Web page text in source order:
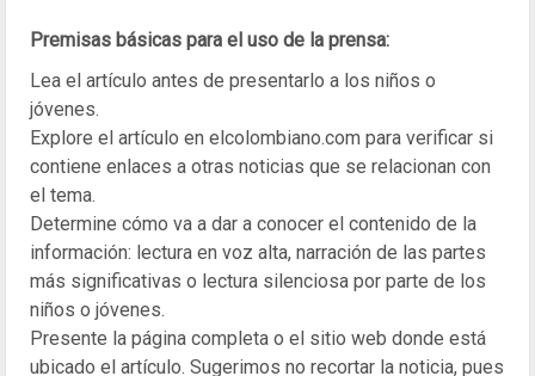
Premisas básicas para el uso de la prensa:
Lea el artículo antes de presentarlo a los niños o
jóvenes.
Explore el artículo en elcolombiano.com para verificar si
contiene enlaces a otras noticias que se relacionan con
el tema.
Determine cómo va a dar a conocer el contenido de la
información: lectura en voz alta, narración de las partes
más significativas o lectura silenciosa por parte de los
niños o jóvenes.
Presente la página completa o el sitio web donde está
ubicado el artículo. Sugerimos no recortar la noticia, pues